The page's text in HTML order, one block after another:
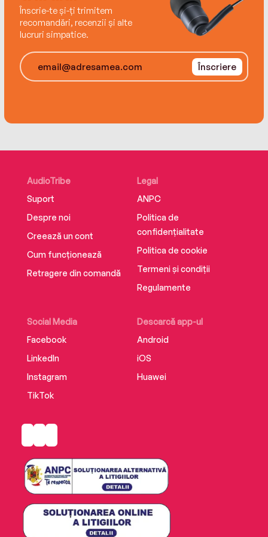
Înscrie-te și-ți trimitem
recomandări, recenzii și alte
lucruri simpatice.
Înscriere
AudioTribe
Suport
Despre noi
Creează un cont
Cum funcționează
Retragere din comandă
Social Media
Facebook
LinkedIn
Instagram
TikTok
Descarcă app-ul
Android
iOS
Huawei
Legal
ANPC
Politica de
confidențialitate
Politica de cookie
Termeni și condiții
Regulamente